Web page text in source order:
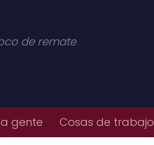
de remate
gente Cosas de trabajo